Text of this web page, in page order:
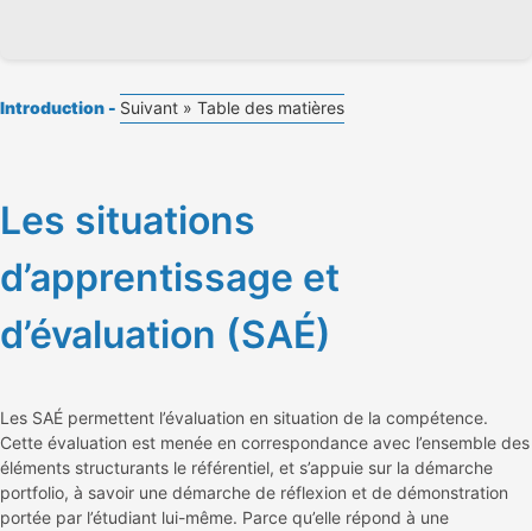
Introduction - Suivant » Table des matières
Les situations
d’apprentissage et
d’évaluation (SAÉ)
Les SAÉ permettent l’évaluation en situation de la compétence.
Cette évaluation est menée en correspondance avec l’ensemble des
éléments structurants le référentiel, et s’appuie sur la démarche
portfolio, à savoir une démarche de réflexion et de démonstration
portée par l’étudiant lui-même. Parce qu’elle répond à une